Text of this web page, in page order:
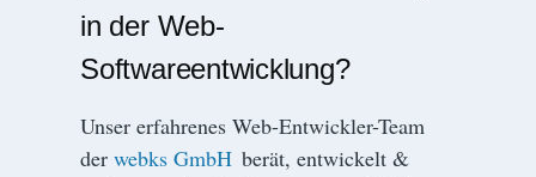
in der Web-
Softwareentwicklung?
Unser erfahrenes Web-Entwickler-Team
derwebks GmbH berät, entwickelt &